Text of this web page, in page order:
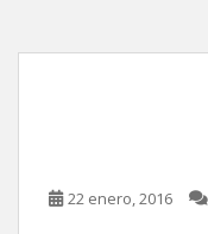
22 enero, 2016